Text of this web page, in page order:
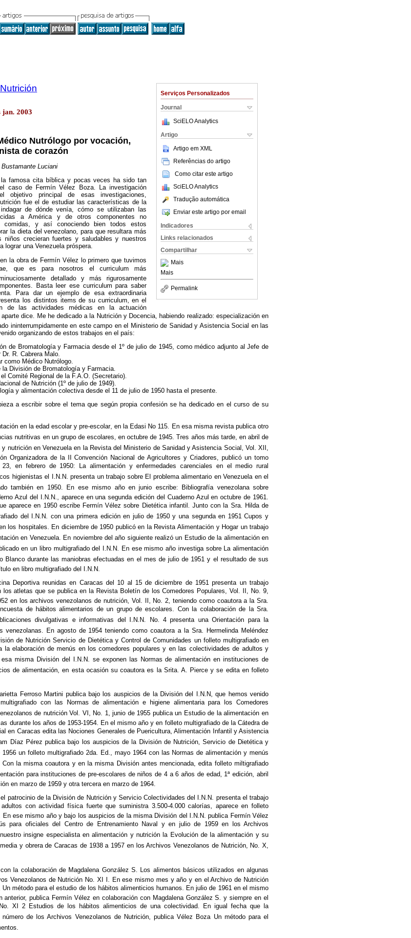
Serviços Personalizados
Journal
SciELO Analytics
Artigo
Artigo em XML
Referências do artigo
Como citar este artigo
SciELO Analytics
Tradução automática
Enviar este artigo por email
Indicadores
Links relacionados
Compartilhar
Mais
Mais
Permalink
jan. 2003
Nutrólogo por vocación,
de corazón
Bustamante Luciani
famosa cita bíblica y pocas veces ha sido tan
caso de Fermín Vélez Boza. La investigación
principal de esas investigaciones,
fue el de estudiar las características de la
de dónde venía, cómo se utilizaban las
a América y de otros componentes no
comidas, y así conociendo bien todos estos
la dieta del venezolano, para que resultara más
niños crecieran fuertes y saludables y nuestros
lograr una Venezuela próspera.
la obra de Fermín Vélez lo primero que tuvimos
que es para nosotros el curriculum más
detallado y más rigurosamente
Basta leer ese curriculum para saber
Para dar un ejemplo de esa extraordinaria
los distintos items de su curriculum, en el
de las actividades médicas en la actuación
dice. Me he dedicado a la Nutrición y Docencia, habiendo realizado: especialización en
ininterrumpidamente en este campo en el Ministerio de Sanidad y Asistencia Social en las
organizando de estos trabajos en el país:
de Bromatología y Farmacia desde el 1º de julio de 1945, como médico adjunto al Jefe de
R. Cabrera Malo.
como Médico Nutrólogo.
División de Bromatología y Farmacia.
Comité Regional de la F.A.O. (Secretario).
de Nutrición (1º de julio de 1949).
y alimentación colectiva desde el 11 de julio de 1950 hasta el presente.
a escribir sobre el tema que según propia confesión se ha dedicado en el curso de su
en la edad escolar y pre-escolar, en la Edasi No 115. En esa misma revista publica otro
nutritivas en un grupo de escolares, en octubre de 1945. Tres años más tarde, en abril de
y nutrición en Venezuela en la Revista del Ministerio de Sanidad y Asistencia Social, Vol. XII,
Organizadora de la II Convención Nacional de Agricultores y Criadores, publicó un tomo
en febrero de 1950: La alimentación y enfermedades carenciales en el medio rural
higienistas el I.N.N. presenta un trabajo sobre El problema alimentario en Venezuela en el
también en 1950. En ese mismo año en junio escribe: Bibliografía venezolana sobre
Azul del I.N.N., aparece en una segunda edición del Cuaderno Azul en octubre de 1961.
aparece en 1950 escribe Fermín Vélez sobre Dietética infantil. Junto con la Sra. Hilda de
del I.N.N. con una primera edición en julio de 1950 y una segunda en 1951 Cupos y
los hospitales. En diciembre de 1950 publicó en la Revista Alimentación y Hogar un trabajo
en Venezuela. En noviembre del año siguiente realizó un Estudio de la alimentación en
en un libro multigrafiado del I.N.N. En ese mismo año investiga sobre La alimentación
Blanco durante las maniobras efectuadas en el mes de julio de 1951 y el resultado de sus
en libro multigrafiado del I.N.N.
Deportiva reunidas en Caracas del 10 al 15 de diciembre de 1951 presenta un trabajo
los atletas que se publica en la Revista Boletín de los Comedores Populares, Vol. II, No. 9,
en los archivos venezolanos de nutrición, Vol. II, No. 2, teniendo como coautora a la Sra.
de hábitos alimentarios de un grupo de escolares. Con la colaboración de la Sra.
divulgativas e informativas del I.N.N. No. 4 presenta una Orientación para la
venezolanas. En agosto de 1954 teniendo como coautora a la Sra. Hermelinda Meléndez
de Nutrición Servicio de Dietética y Control de Comunidades un folleto multigrafiado en
la elaboración de menús en los comedores populares y en las colectividades de adultos y
misma División del I.N.N. se exponen las Normas de alimentación en instituciones de
de alimentación, en esta ocasión su coautora es la Srita. A. Pierce y se edita en folleto
Ferroso Martini publica bajo los auspicios de la División del I.N.N, que hemos venido
con las Normas de alimentación e higiene alimentaria para los Comedores
de nutrición Vol. VI, No. 1, junio de 1955 publica un Estudio de la alimentación en
durante los años de 1953-1954. En el mismo año y en folleto multigrafiado de la Cátedra de
en Caracas edita las Nociones Generales de Puericultura, Alimentación Infantil y Asistencia
Díaz Pérez publica bajo los auspicios de la División de Nutrición, Servicio de Dietética y
un folleto multigrafiado 2da. Ed., mayo 1964 con las Normas de alimentación y menús
Con la misma coautora y en la misma División antes mencionada, edita folleto miltigrafiado
para instituciones de pre-escolares de niños de 4 a 6 años de edad, 1ª edición, abril
en marzo de 1959 y otra tercera en marzo de 1964.
patrocinio de la División de Nutrición y Servicio Colectividades del I.N.N. presenta el trabajo
con actividad física fuerte que suministra 3.500-4.000 calorías, aparece en folleto
En ese mismo año y bajo los auspicios de la misma División del I.N.N. publica Fermín Vélez
para oficiales del Centro de Entrenamiento Naval y en julio de 1959 en los Archivos
insigne especialista en alimentación y nutrición la Evolución de la alimentación y su
y obrera de Caracas de 1938 a 1957 en los Archivos Venezolanos de Nutrición, No. X,
la colaboración de Magdalena González S. Los alimentos básicos utilizados en algunas
Venezolanos de Nutrición No. XI I. En ese mismo mes y año y en el Archivo de Nutrición
método para el estudio de los hábitos alimenticios humanos. En julio de 1961 en el mismo
anterior, publica Fermín Vélez en colaboración con Magdalena González S. y siempre en el
XI 2 Estudios de los hábitos alimenticios de una colectividad. En igual fecha que la
de los Archivos Venezolanos de Nutrición, publica Vélez Boza Un método para el